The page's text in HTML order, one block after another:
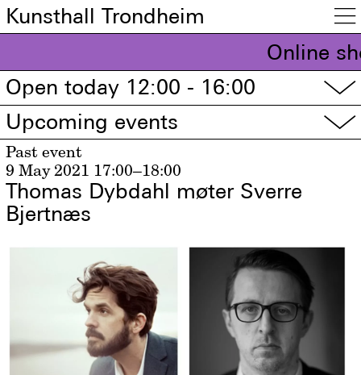
Kunsthall Trondheim 
Online
Open today 12:00 - 16:00
▽
Upcoming events ▽
Past event
9 May 2021 17:00–18:00
Thomas Dybdahl møter Sverre
Bjertnæs